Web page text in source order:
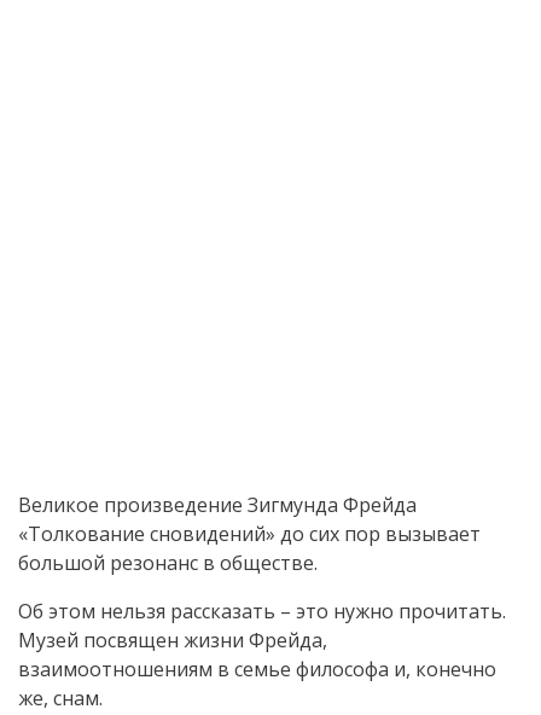
Великое произведение Зигмунда Фрейда
«Толкование сновидений» до сих пор вызывает
большой резонанс в обществе.
Об этом нельзя рассказать – это нужно прочитать.
Музей посвящен жизни Фрейда,
взаимоотношениям в семье философа и, конечно
же, снам.